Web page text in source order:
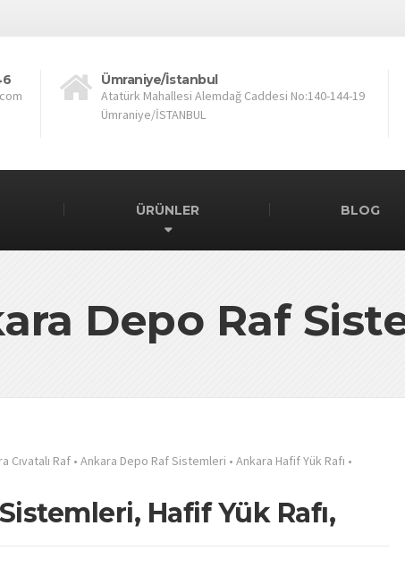
Ümraniye/İstanbul
Atatürk Mahallesi Alemdağ Caddesi No:140-144-19
Ümraniye/İSTANBUL
ÜRÜNLER BLOG
Depo Raf
Cıvatalı Raf • Ankara Depo Raf Sistemleri • Ankara Hafif Yük Rafı •
Hafif Yük Rafı,